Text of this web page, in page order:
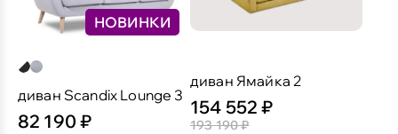
НОВИНКИ
диван Scandix Lounge 3
82 190 ₽
диван Ямайка 2
154 552 ₽
193 190 ₽